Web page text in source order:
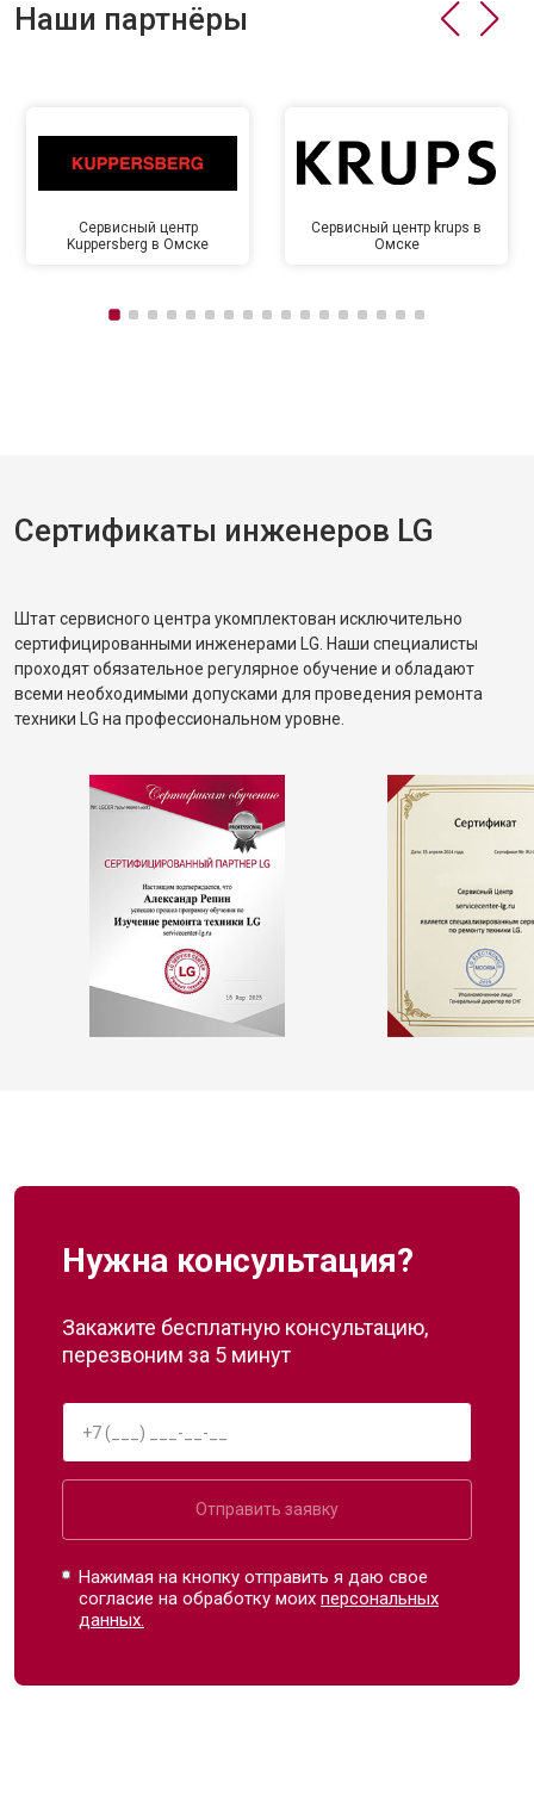
Наши партнёры
Сервисный центр
Kuppersberg в Омске
Сервисный центр krups в
Омске
Сертификаты инженеров LG
Штат сервисного центра укомплектован исключительно
сертифицированными инженерами LG. Наши специалисты
проходят обязательное регулярное обучение и обладают
всеми необходимыми допусками для проведения ремонта
техники LG на профессиональном уровне.
Нужна консультация?
Закажите бесплатную консультацию,
перезвоним за 5 минут
Отправить заявку
Нажимая на кнопку отправить я даю свое
согласие на обработку моихперсональных
данных.